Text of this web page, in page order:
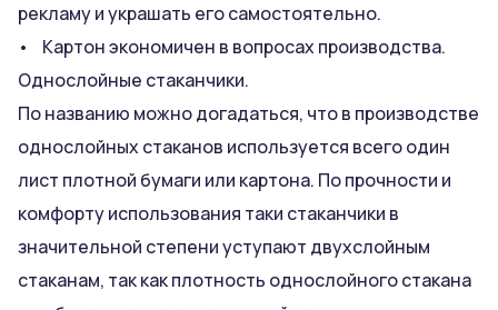
рекламу и украшать его самостоятельно.
• Картон экономичен в вопросах производства.
Однослойные стаканчики.
По названию можно догадаться, что в производстве
однослойных стаканов используется всего один
лист плотной бумаги или картона. По прочности и
комфорту использования таки стаканчики в
значительной степени уступают двухслойным
стаканам, так как плотность однослойного стакана